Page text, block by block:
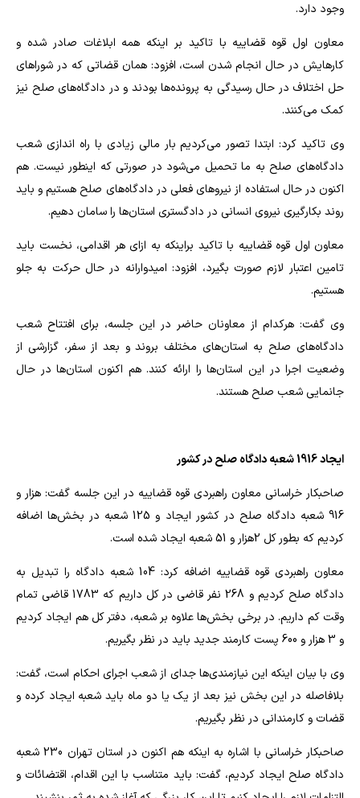
وجود دارد.
معاون اول قوه قضاییه با تاکید بر اینکه همه ابلاغات صادر شده و
کارهایش در حال انجام شدن است، افزود: همان قضاتی که در شورا‌های
حل اختلاف در حال رسیدگی به پرونده‌ها بودند و در دادگاه‌های صلح نیز
کمک می‌کنند.
وی تاکید کرد: ابتدا تصور می‌کردیم بار مالی زیادی با راه اندازی شعب
دادگاه‌های صلح به ما تحمیل می‌شود در صورتی که اینطور نیست. هم
اکنون در حال استفاده از نیرو‌های فعلی در دادگاه‌های صلح هستیم و باید
روند بکارگیری نیروی انسانی در دادگستری استان‌ها را سامان دهیم.
معاون اول قوه قضاییه با تاکید براینکه به ازای هر اقدامی، نخست باید
تامین اعتبار لازم صورت بگیرد، افزود: امیدوارانه در حال حرکت به جلو
هستیم.
وی گفت: هرکدام از معاونان حاضر در این جلسه، برای افتتاح شعب
دادگاه‌های صلح به استان‌های مختلف بروند و بعد از سفر، گزارشی از
وضعیت اجرا در این استان‌ها را ارائه کنند. هم اکنون استان‌ها در حال
جانمایی شعب صلح هستند.
ایجاد 1916 شعبه دادگاه صلح در کشور
صاحبکار خراسانی معاون راهبردی قوه قضاییه در این جلسه گفت: هزار و
916 شعبه دادگاه صلح در کشور ایجاد و 125 شعبه در بخش‌ها اضافه
کردیم که بطور کل 2هزار و 51 شعبه ایجاد شده است.
معاون راهبردی قوه قضاییه اضافه کرد: 104 شعبه دادگاه را تبدیل به
دادگاه صلح کردیم و 268 نفر قاضی در کل داریم که 1783 قاضی تمام
وقت کم داریم. در برخی بخش‌ها علاوه بر شعبه، دفتر کل هم ایجاد کردیم
و 3 هزار و 600 پست کارمند جدید باید در نظر بگیریم.
وی با بیان اینکه این نیازمندی‌ها جدای از شعب اجرای احکام است، گفت:
بلافاصله در این بخش نیز بعد از یک یا دو ماه باید شعبه ایجاد کرده و
قضات و کارمندانی در نظر بگیریم.
صاحبکار خراسانی با اشاره به اینکه هم اکنون در استان تهران 230 شعبه
دادگاه صلح ایجاد کردیم، گفت: باید متناسب با این اقدام، اقتضائات و